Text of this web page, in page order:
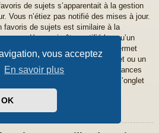
vous acceptez
En savoir plus
OK
de sujets s’apparentait à la gestion
Vous n’étiez pas notifié des mises à jour.
favoris de sujets est similaire à la
désormais être notifié lorsqu’un
la surveillance vous permet
y a une mise à jour dans un sujet ou un
pour les favoris et les surveillances
le panneau de l’utilisateur dans l’onglet